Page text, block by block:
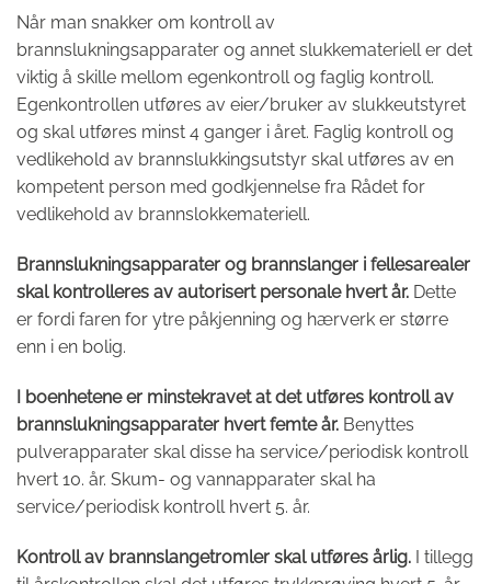
Når man snakker om kontroll av
brannslukningsapparater og annet slukkemateriell er det
viktig å skille mellom egenkontroll og faglig kontroll.
Egenkontrollen utføres av eier/bruker av slukkeutstyret
og skal utføres minst 4 ganger i året. Faglig kontroll og
vedlikehold av brannslukkingsutstyr skal utføres av en
kompetent person med godkjennelse fra Rådet for
vedlikehold av brannslokkemateriell.
Brannslukningsapparater og brannslanger i fellesarealer
skal kontrolleres av autorisert personale hvert år. Dette
er fordi faren for ytre påkjenning og hærverk er større
enn i en bolig.
I boenhetene er minstekravet at det utføres kontroll av
brannslukningsapparater hvert femte år. Benyttes
pulverapparater skal disse ha service/periodisk kontroll
hvert 10. år. Skum- og vannapparater skal ha
service/periodisk kontroll hvert 5. år.
Kontroll av brannslangetromler skal utføres årlig. I tillegg